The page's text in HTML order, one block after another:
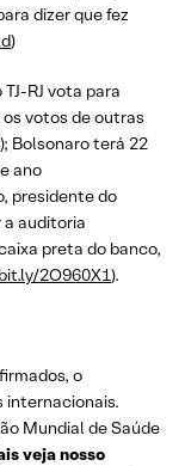
dizer que fez
)
TJ-RJ vota para
votos de outras
); Bolsonaro terá 22
ano
presidente do
a auditoria
preta do banco,
2O960X1).
o
internacionais.
Mundial de Saúde
veja nosso